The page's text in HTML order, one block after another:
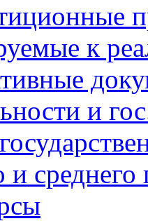
к
и
и среднего